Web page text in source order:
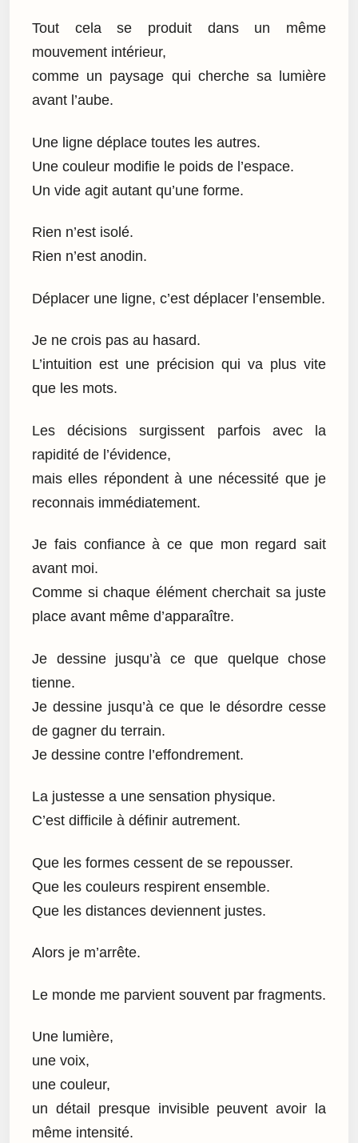
Tout cela se produit dans un même
mouvement intérieur,
comme un paysage qui cherche sa lumière
avant l’aube.
Une ligne déplace toutes les autres.
Une couleur modifie le poids de l’espace.
Un vide agit autant qu’une forme.
Rien n’est isolé.
Rien n’est anodin.
Déplacer une ligne, c’est déplacer l’ensemble.
Je ne crois pas au hasard.
L’intuition est une précision qui va plus vite
que les mots.
Les décisions surgissent parfois avec la
rapidité de l’évidence,
mais elles répondent à une nécessité que je
reconnais immédiatement.
Je fais confiance à ce que mon regard sait
avant moi.
Comme si chaque élément cherchait sa juste
place avant même d’apparaître.
Je dessine jusqu’à ce que quelque chose
tienne.
Je dessine jusqu’à ce que le désordre cesse
de gagner du terrain.
Je dessine contre l’effondrement.
La justesse a une sensation physique.
C’est difficile à définir autrement.
Que les formes cessent de se repousser.
Que les couleurs respirent ensemble.
Que les distances deviennent justes.
Alors je m’arrête.
Le monde me parvient souvent par fragments.
Une lumière,
une voix,
une couleur,
un détail presque invisible peuvent avoir la
même intensité.